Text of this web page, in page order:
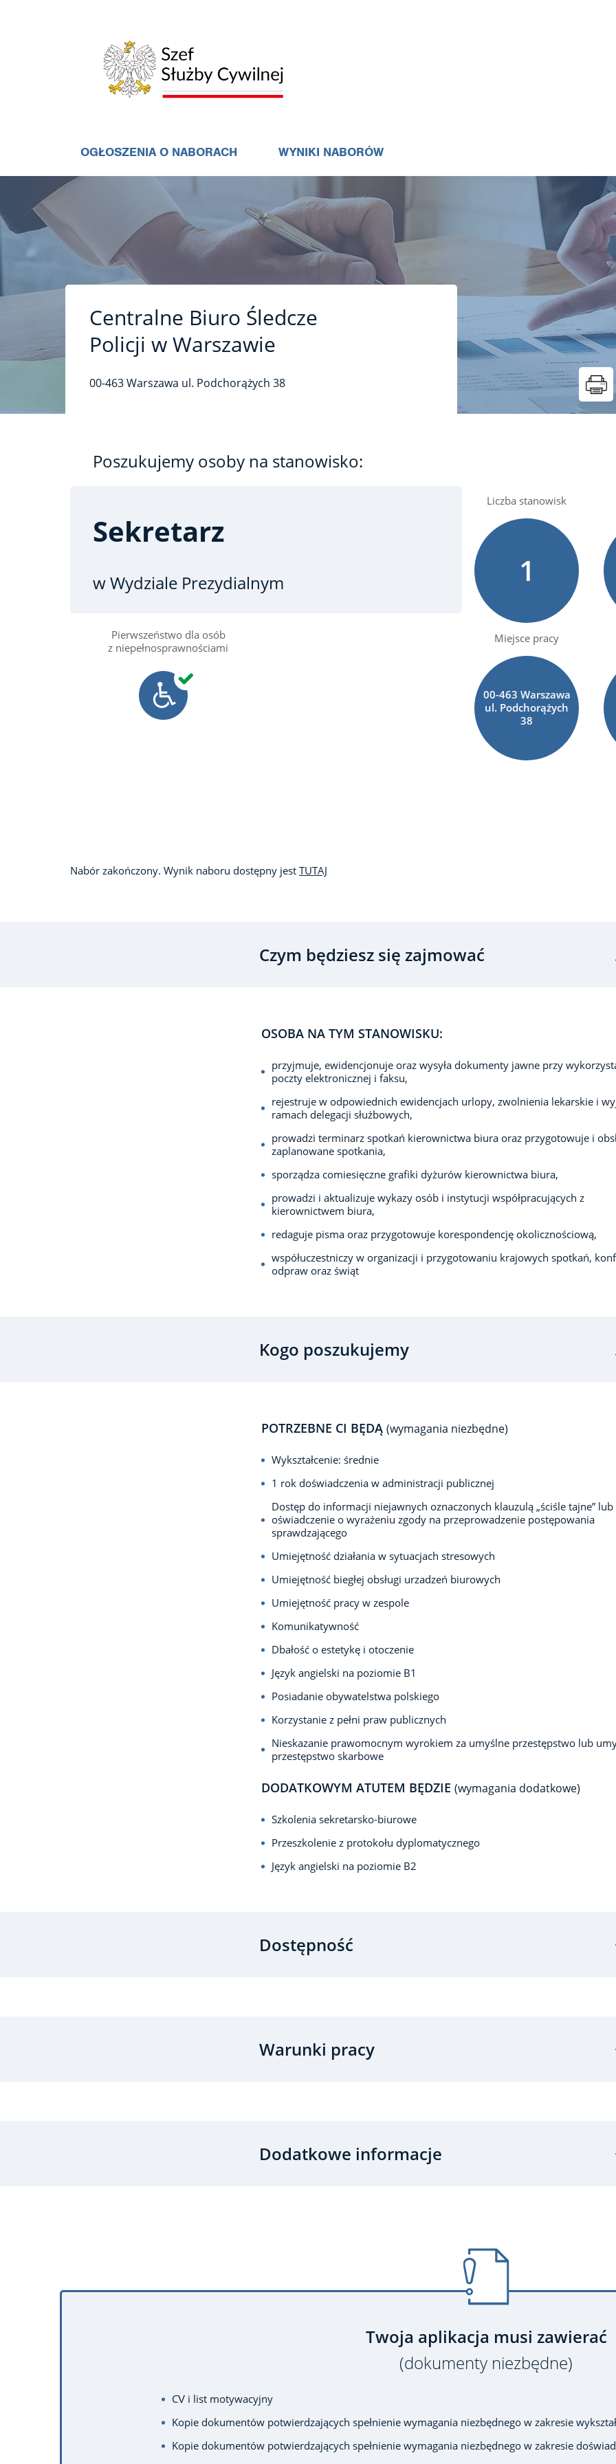
OGŁOSZENIA O NABORACH WYNIKI NABORÓW
Centralne Biuro Śledcze
Policji w Warszawie
00-463Warszawa ul. Podchorążych 38
Poszukujemy osoby na stanowisko:
Sekretarz
w Wydziale Prezydialnym
Pierwszeństwo dla osób
z niepełnosprawnościami
Liczba stanowisk
1
Miejsce pracy
00-463 Warszawa
ul. Podchorążych
38
Nabór zakończony. Wynik naboru dostępny jest TUTAJ
Czym będziesz się zajmować
OSOBA NA TYM STANOWISKU:
przyjmuje, ewidencjonuje oraz wysyła dokumenty jawne przy
poczty elektronicznej i faksu,
rejestruje w odpowiednich ewidencjach urlopy, zwolnienia lekarskie i
ramach delegacji służbowych,
prowadzi terminarz spotkań kierownictwa biura oraz przygotowuje i
zaplanowane spotkania,
sporządza comiesięczne grafiki dyżurów kierownictwa biura,
prowadzi i aktualizuje wykazy osób i instytucji współpracujących z
kierownictwem biura,
redaguje pisma oraz przygotowuje korespondencję okolicznościową,
współuczestniczy w organizacji i przygotowaniu krajowych spotkań,
odpraw oraz świąt
Kogo poszukujemy
POTRZEBNE CI BĘDĄ (wymagania niezbędne)
Wykształcenie: średnie
1 rok doświadczenia w administracji publicznej
Dostęp do informacji niejawnych oznaczonych klauzulą „ściśle tajne” lub
oświadczenie o wyrażeniu zgody na przeprowadzenie postępowania
sprawdzającego
Umiejętność działania w sytuacjach stresowych
Umiejętność biegłej obsługi urzadzeń biurowych
Umiejętność pracy w zespole
Komunikatywność
Dbałość o estetykę i otoczenie
Język angielski na poziomie B1
Posiadanie obywatelstwa polskiego
Korzystanie z pełni praw publicznych
Nieskazanie prawomocnym wyrokiem za umyślne przestępstwo lub
przestępstwo skarbowe
DODATKOWYM ATUTEM BĘDZIE (wymagania dodatkowe)
Szkolenia sekretarsko-biurowe
Przeszkolenie z protokołu dyplomatycznego
Język angielski na poziomie B2
Dostępność
Warunki pracy
Dodatkowe informacje
Twoja aplikacja musi zawierać
(dokumenty niezbędne)
CV i list motywacyjny
Kopie dokumentów potwierdzających spełnienie wymagania niezbędnego w zakresie
Kopie dokumentów potwierdzających spełnienie wymagania niezbędnego w zakresie